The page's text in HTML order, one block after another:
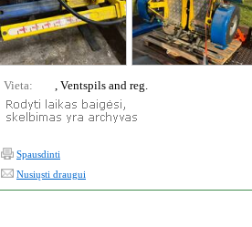
Vieta: , Ventspils and reg.
Spausdinti
Nusiųsti draugui